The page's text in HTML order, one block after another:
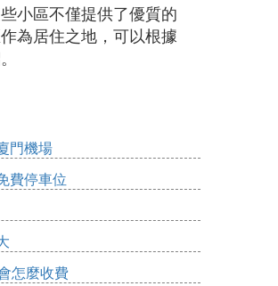
小區不僅提供了優質的
為居住之地，可以根據
門機場
費停車位
怎麼收費